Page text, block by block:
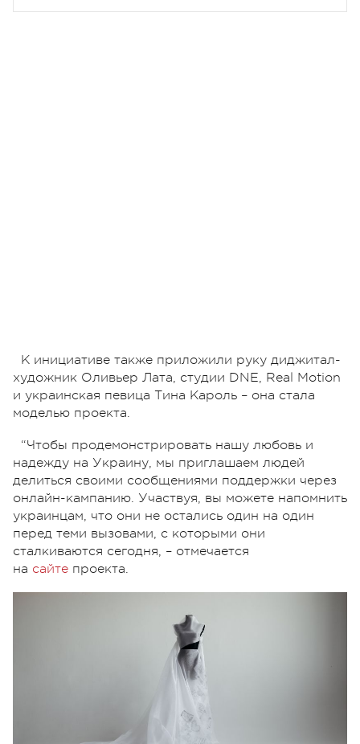
К инициативе также приложили руку диджитал-
художник Оливьер Лата, студии DNE, Real Motion
и украинская певица Тина Кароль – она стала
моделью проекта.
“Чтобы продемонстрировать нашу любовь и
надежду на Украину, мы приглашаем людей
делиться своими сообщениями поддержки через
онлайн-кампанию. Участвуя, вы можете напомнить
украинцам, что они не остались один на один
перед теми вызовами, с которыми они
сталкиваются сегодня, – отмечается
на сайте проекта.